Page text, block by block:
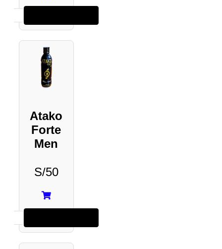
Atako
Forte
Men
S/50